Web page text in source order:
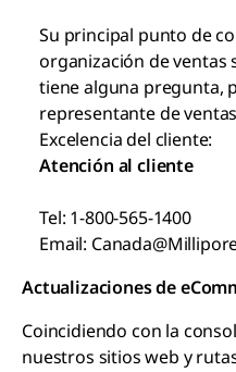
Su principal punto de
organización de ventas
tiene alguna pregunta,
representante de
Excelencia del cliente:
Atención al cliente
Tel: 1-800-565-1400
Email:
Actualizaciones de
Coincidiendo con la
nuestros sitios web y